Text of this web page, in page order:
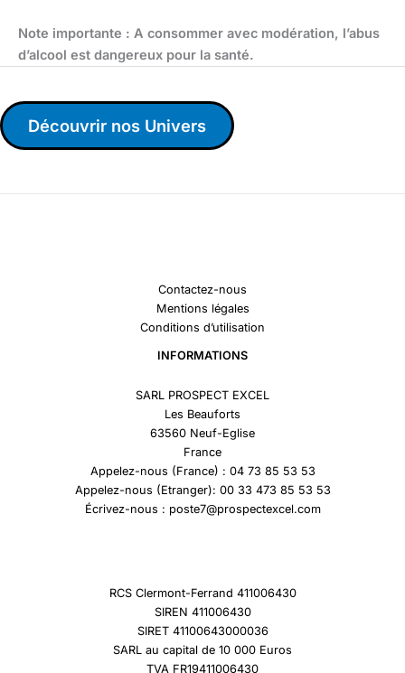
Note importante : A consommer avec modération, l’abus
d’alcool est dangereux pour la santé.
Découvrir nos Univers
Contactez-nous
Mentions légales
Conditions d’utilisation
INFORMATIONS
SARL PROSPECT EXCEL
Les Beauforts
63560 Neuf-Eglise
France
Appelez-nous (France) : 04 73 85 53 53
Appelez-nous (Etranger): 00 33 473 85 53 53
Écrivez-nous : poste7@prospectexcel.com
RCS Clermont-Ferrand 411006430
SIREN 411006430
SIRET 41100643000036
SARL au capital de 10 000 Euros
TVA FR19411006430